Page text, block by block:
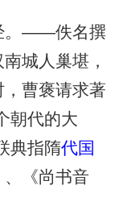
。——佚名撰
城人巢堪，
曹褒请求著
朝代的大
典指隋代国
《尚书音